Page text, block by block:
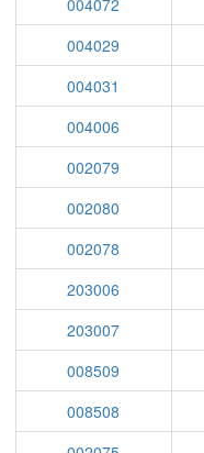
004072
004029
004031
004006
002079
002080
002078
203006
203007
008509
008508